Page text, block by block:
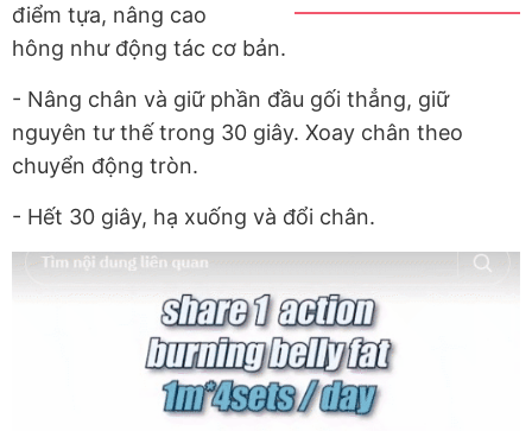
điểm tựa, nâng cao
hông như động tác cơ bản.
- Nâng chân và giữ phần đầu gối thẳng, giữ
nguyên tư thế trong 30 giây. Xoay chân theo
chuyển động tròn.
- Hết 30 giây, hạ xuống và đổi chân.